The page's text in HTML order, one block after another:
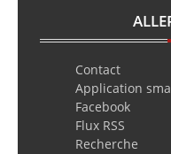
Contact
Application
Facebook
Flux RSS
Recherche